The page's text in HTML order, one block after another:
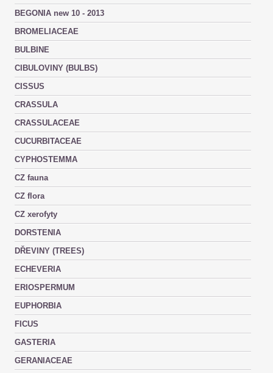
BEGONIA new 10 - 2013
BROMELIACEAE
BULBINE
CIBULOVINY (BULBS)
CISSUS
CRASSULA
CRASSULACEAE
CUCURBITACEAE
CYPHOSTEMMA
CZ fauna
CZ flora
CZ xerofyty
DORSTENIA
DŘEVINY (TREES)
ECHEVERIA
ERIOSPERMUM
EUPHORBIA
FICUS
GASTERIA
GERANIACEAE